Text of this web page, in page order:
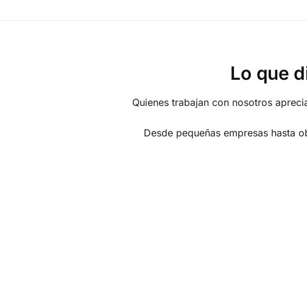
Lo que
Quienes trabajan con nosotros
Desde pequeñas empresas hasta